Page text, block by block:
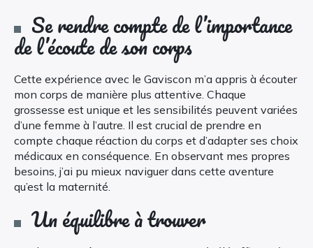
Se rendre compte de l’importance
de l’écoute de son corps
Cette expérience avec le Gaviscon m’a appris à écouter
mon corps de manière plus attentive. Chaque
grossesse est unique et les sensibilités peuvent variées
d’une femme à l’autre. Il est crucial de prendre en
compte chaque réaction du corps et d’adapter ses choix
médicaux en conséquence. En observant mes propres
besoins, j’ai pu mieux naviguer dans cette aventure
qu’est la maternité.
Un équilibre à trouver